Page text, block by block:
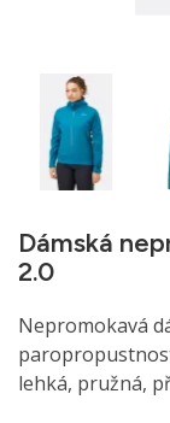
Dámská
2.0
Nepromokavá
lehká, pružná,